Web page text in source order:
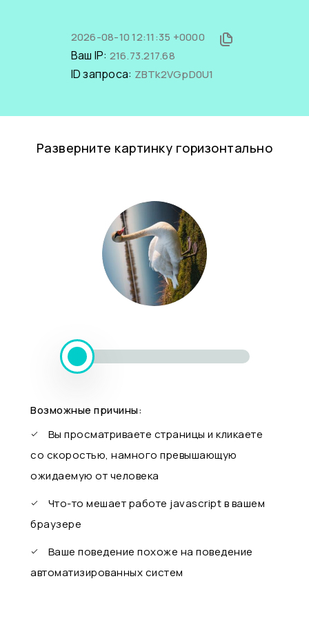
2026-08-10 12:11:35 +0000
Ваш IP: 216.73.217.68
ID запроса: ZBTk2VGpD0U1
Разверните картинку горизонтально
Возможные причины:
Вы просматриваете страницы и кликаете
со скоростью, намного превышающую
ожидаемую от человека
Что-то мешает работе javascript в вашем
браузере
Ваше поведение похоже на поведение
автоматизированных систем